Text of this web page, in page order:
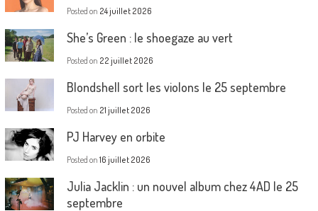
Posted on 24 juillet 2026
She’s Green : le shoegaze au vert
Posted on 22 juillet 2026
Blondshell sort les violons le 25 septembre
Posted on 21 juillet 2026
PJ Harvey en orbite
Posted on 16 juillet 2026
Julia Jacklin : un nouvel album chez 4AD le 25
septembre